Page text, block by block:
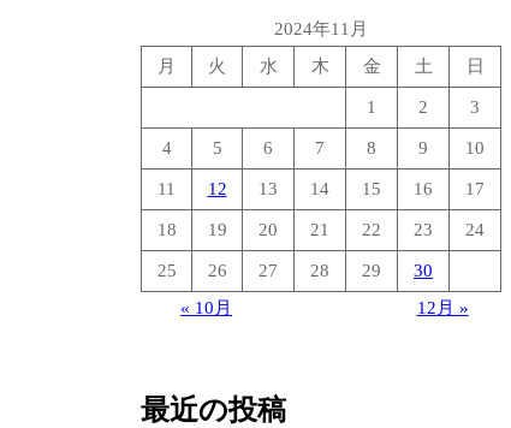
2024年11月
月
火 水 木 金 土 日
1 2 3
4 5 6 7 8 9 10
11 12 13 14 15 16 17
18 19 20 21 22 23 24
25 26 27 28 29
30
« 10月
12月 »
最近の投稿